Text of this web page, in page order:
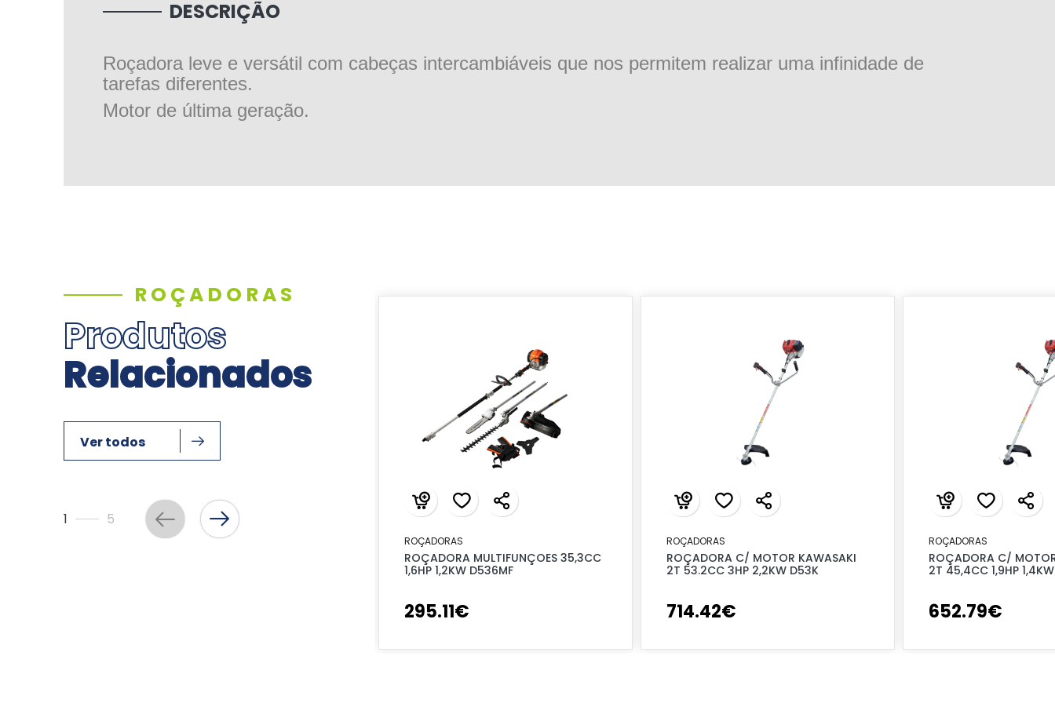
DESCRIÇÃO
Roçadora leve e versátil com cabeças intercambiáveis que nos permitem realizar uma infinidade de
tarefas diferentes.
Motor de última geração.
ROÇADORAS
Produtos
Relacionados
Ver todos
1 5
ROÇADORAS
ROÇADORA MULTIFUNÇOES 35,3CC
1,6HP 1,2KW D536MF
295.11€
ROÇADORAS
ROÇADORA C/ MOTOR KAWASAKI
2T 53.2CC 3HP 2,2KW D53K
714.42€
ROÇADORAS
ROÇADORA C/
2T 45,4CC 1,9HP
652.79€